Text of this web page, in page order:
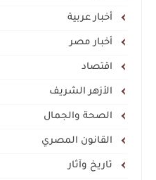
أخبار عربية
أخبار مصر
اقتصاد
الأزهر الشريف
الصحة والجمال
القانون المصري
تاريخ وآثار